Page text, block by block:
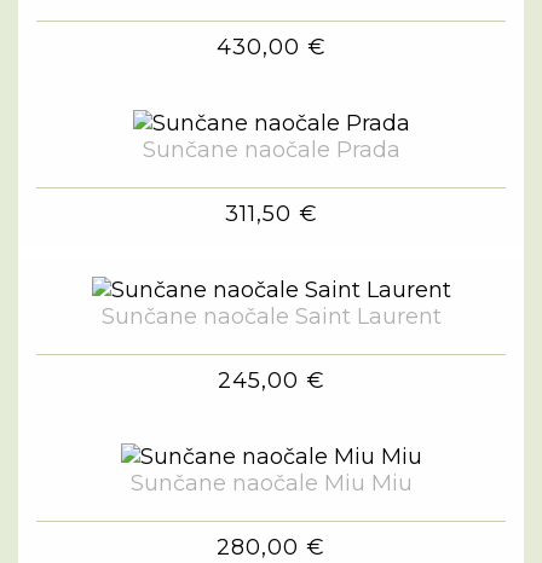
430,00 €
Sunčane naočale Prada
311,50 €
Sunčane naočale Saint Laurent
245,00 €
Sunčane naočale Miu Miu
280,00 €